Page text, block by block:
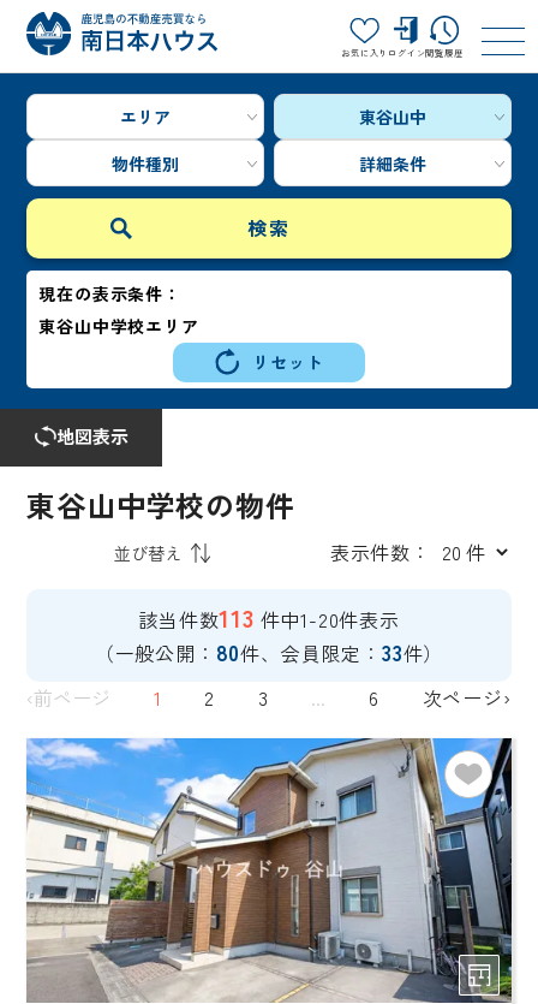
お気に入り ログイン閲覧履歴
エリア
東谷山中
物件種別
詳細条件
現在の表示条件：
東谷山中学校エリア
リセット
地図表示
東谷山中学校の物件
表示件数：
該当件数113 件中1-20件表示
（一般公開： 80件、会員限定： 33件）
‹前ページ
1 2 3 ... 6 次ページ›